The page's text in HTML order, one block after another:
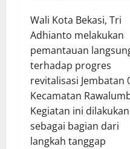
Wali Kota Bekasi, Tri
Adhianto melakukan
pemantauan
terhadap progres
revitalisasi Jembatan
Kecamatan
Kegiatan ini dilakukan
sebagai bagian dari
langkah tanggap